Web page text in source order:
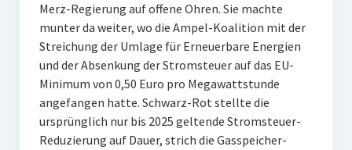
Merz-Regierung auf offene Ohren. Sie machte
munter da weiter, wo die Ampel-Koalition mit der
Streichung der Umlage für Erneuerbare Energien
und der Absenkung der Stromsteuer auf das EU-
Minimum von 0,50 Euro pro Megawattstunde
angefangen hatte. Schwarz-Rot stellte die
ursprünglich nur bis 2025 geltende Stromsteuer-
Reduzierung auf Dauer, strich die Gasspeicher-